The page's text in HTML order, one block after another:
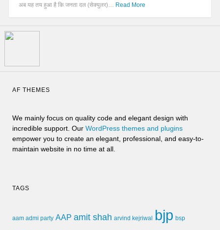
अब यह तय हुआ है कि जनता दल (सेक्युलर)… Read More
AF THEMES
We mainly focus on quality code and elegant design with
incredible support. Our WordPress themes and plugins
empower you to create an elegant, professional, and easy-to-
maintain website in no time at all.
TAGS
aam admi party AAP amit shah arvind kejriwal bjp bsp